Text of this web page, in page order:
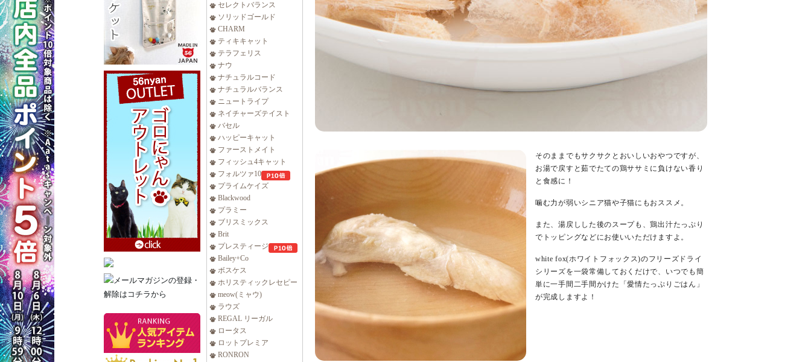
セレクトバランス
ソリッドゴールド
CHARM
ティキキャット
テラフェリス
ナウ
ナチュラルコード
ナチュラルバランス
ニュートライプ
ネイチャーズテイスト
バセル
ハッピーキャット
ファーストメイト
フィッシュ4キャット
フォルツァ10
プライムケイズ
Blackwood
プラミー
ブリスミックス
Brit
プレスティージ
Bailey+Co
ボスケス
ホリスティックレセピー
meow(ミャウ)
ラウズ
REGAL リーガル
ロータス
ロットプレミア
RONRON
そのままでもサクサクとおいしいおやつですが、
お湯で戻すと茹でたての鶏ササミに負けない香り
と食感に！
噛む力が弱いシニア猫や子猫にもおススメ。
また、湯戻しした後のスープも、鶏出汁たっぷり
でトッピングなどにお使いいただけますよ。
white fox(ホワイトフォックス)のフリーズドライ
シリーズを一袋常備しておくだけで、いつでも簡
単に一手間二手間かけた「愛情たっぷりごはん」
が完成しますよ！